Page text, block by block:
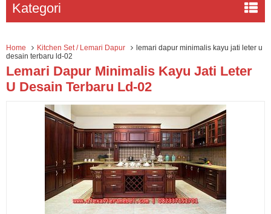
Kategori
Home Kitchen Set / Lemari Dapur
lemari dapur minimalis kayu jati leter u
desain terbaru ld-02
Lemari Dapur Minimalis Kayu Jati Leter
U Desain Terbaru Ld-02